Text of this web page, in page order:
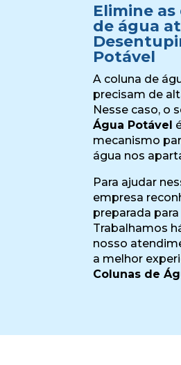
Elimine
de água
Potável
A coluna de
precisam de
Nesse caso, o
Água Potável
mecanismo
água nos
Para ajudar
empresa
preparada
Trabalhamos
nosso
a melhor
Colunas de